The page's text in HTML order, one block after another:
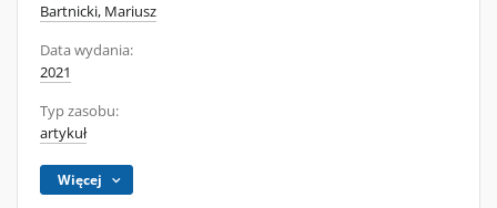
Bartnicki, Mariusz
Data wydania:
2021
Typ zasobu:
artykuł
Więcej